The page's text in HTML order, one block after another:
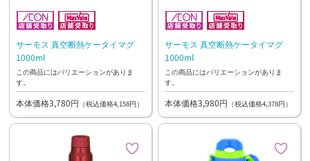
サーモス 真空断熱ケータイマグ
1000ml
この商品にはバリエーションがありま
す。
本体価格3,780円 （税込価格4,158円）
サーモス 真空断熱ケータイマグ
1000ml
この商品にはバリエーションがありま
す。
本体価格3,980円 （税込価格4,378円）